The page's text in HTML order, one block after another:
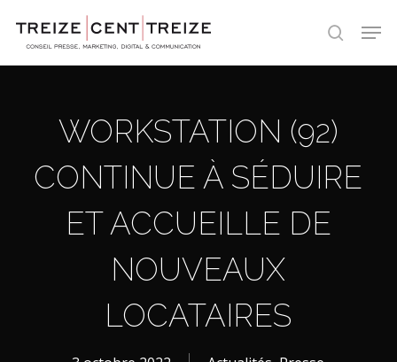
search
WORKSTATION (92)
CONTINUE À SÉDUIRE
ET ACCUEILLE DE
NOUVEAUX
LOCATAIRES